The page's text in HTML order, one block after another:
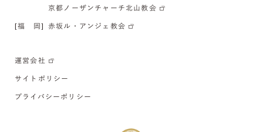
京都ノーザンチャーチ北山教会
[福 岡] 赤坂ル・アンジェ教会
運営会社
サイトポリシー
プライバシーポリシー